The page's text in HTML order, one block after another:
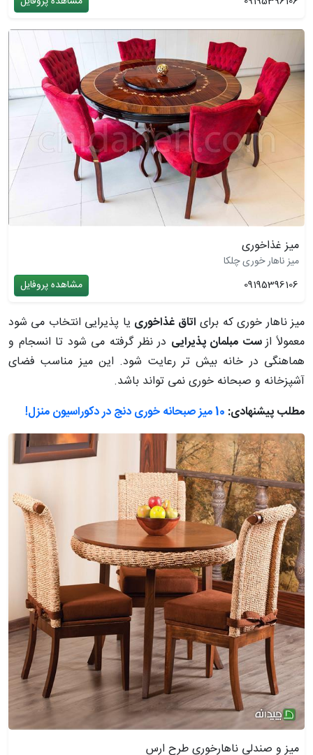
میز غذاخوری
میز ناهار خوری چلکا
09195396106
مشاهده پروفایل
میز ناهار خوری که برای اتاق غذاخوری یا پذیرایی انتخاب می شود
معمولاً ازست مبلمان پذیرایی در نظر گرفته می شود تا انسجام و
هماهنگی در خانه بیش تر رعایت شود. این میز مناسب فضای
آشپزخانه و صبحانه خوری نمی تواند باشد.
مطلب پیشنهادی: 10 میز صبحانه خوری دنج در دکوراسیون منزل!
میز و صندلی ناهارخوری طرح ارس